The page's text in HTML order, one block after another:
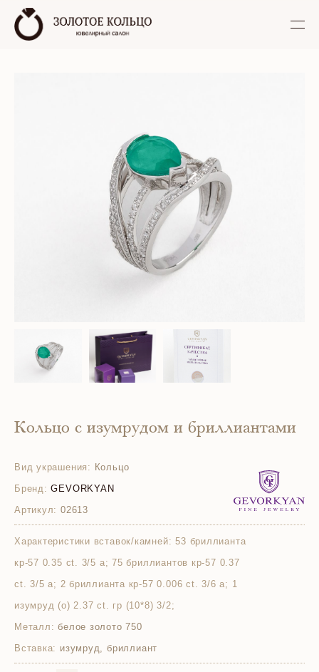
Кольцо с изумрудом и бриллиантами
Вид украшения: Кольцо
Бренд: GEVORKYAN
Артикул: 02613
Характеристики вставок/камней: 53 бриллианта
кр-57 0.35 ct. 3/5 а; 75 бриллиантов кр-57 0.37
ct. 3/5 а; 2 бриллианта кр-57 0.006 ct. 3/6 а; 1
изумруд (о) 2.37 ct. гр (10*8) 3/2;
Металл: белое золото 750
Вставка: изумруд, бриллиант